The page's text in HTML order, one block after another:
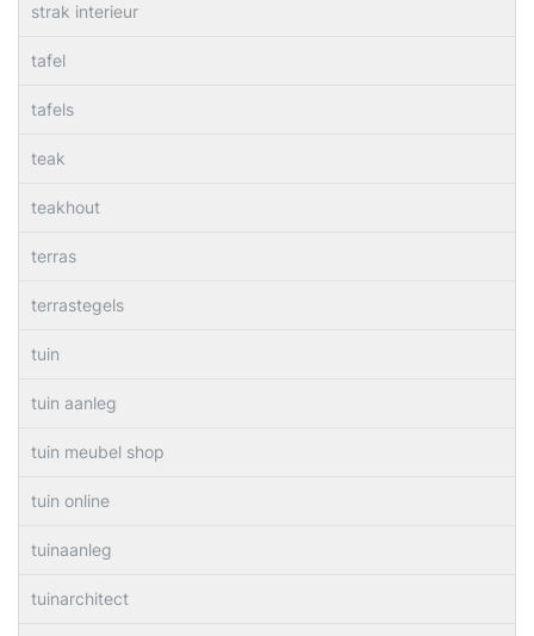
strak interieur
tafel
tafels
teak
teakhout
terras
terrastegels
tuin
tuin aanleg
tuin meubel shop
tuin online
tuinaanleg
tuinarchitect